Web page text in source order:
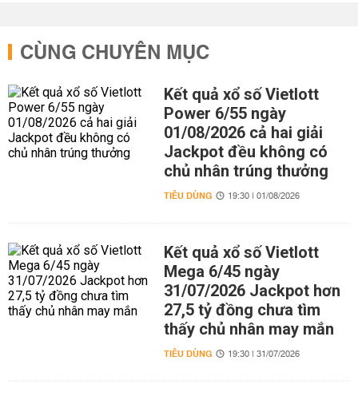
CÙNG CHUYÊN MỤC
Kết quả xổ số Vietlott
Power 6/55 ngày
01/08/2026 cả hai giải
Jackpot đều không có
chủ nhân trúng thưởng
TIÊU DÙNG 19:30 | 01/08/2026
Kết quả xổ số Vietlott
Mega 6/45 ngày
31/07/2026 Jackpot hơn
27,5 tỷ đồng chưa tìm
thấy chủ nhân may mắn
TIÊU DÙNG 19:30 | 31/07/2026